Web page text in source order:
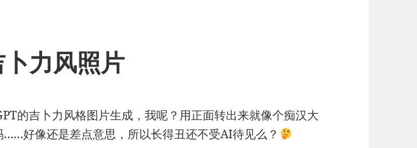
力风照片
的吉卜力风格图片生成，我呢？用正面转出来就像个痴汉大
……好像还是差点意思，所以长得丑还不受AI待见么？